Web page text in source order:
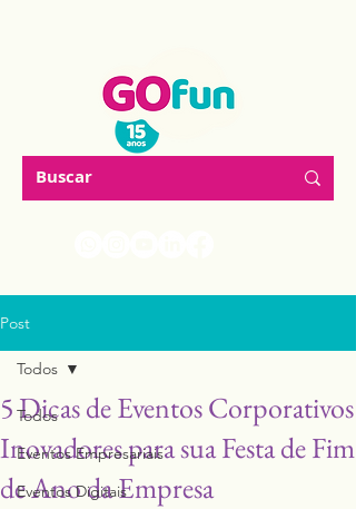
Post
Todos
Eventos Empresariais
Eventos Digitais
Todos
5 Dicas de Eventos Corporativos
Inovadores para sua Festa de Fim
de Ano da Empresa